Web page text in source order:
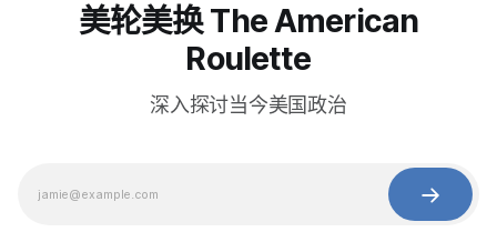
美轮美换 The American
Roulette
深入探讨当今美国政治